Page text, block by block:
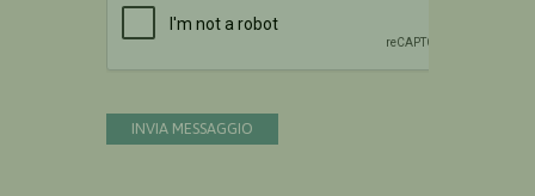
INVIA MESSAGGIO